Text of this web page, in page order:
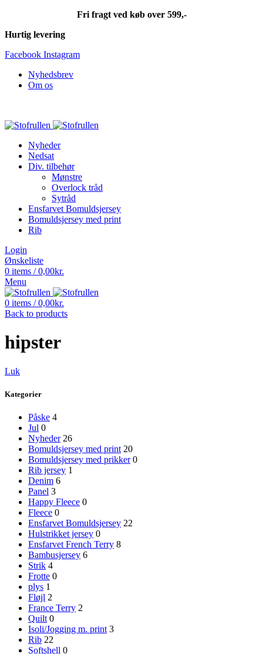
Fri fragt ved køb over 599,-
Hurtig levering
Facebook Instagram
Nyhedsbrev
Om os
Nyheder
Nedsat
Div. tilbehør
Mønstre
Overlock tråd
Sytråd
Ensfarvet Bomuldsjersey
Bomuldsjersey med print
Rib
Login
Ønskeliste
0 items / 0,00kr.
Menu
0 items / 0,00kr.
Back to products
hipster
Luk
Kategorier
Påske 4
Jul 0
Nyheder 26
Bomuldsjersey med print 20
Bomuldsjersey med prikker 0
Rib jersey 1
Denim 6
Panel 3
Happy Fleece 0
Fleece 0
Ensfarvet Bomuldsjersey 22
Hulstrikket jersey 0
Ensfarvet French Terry 8
Bambusjersey 6
Strik 4
Frotte 0
plys 1
Fløjl 2
France Terry 2
Quilt 0
Isoli/Jogging m. print 3
Rib 22
Softshell 0